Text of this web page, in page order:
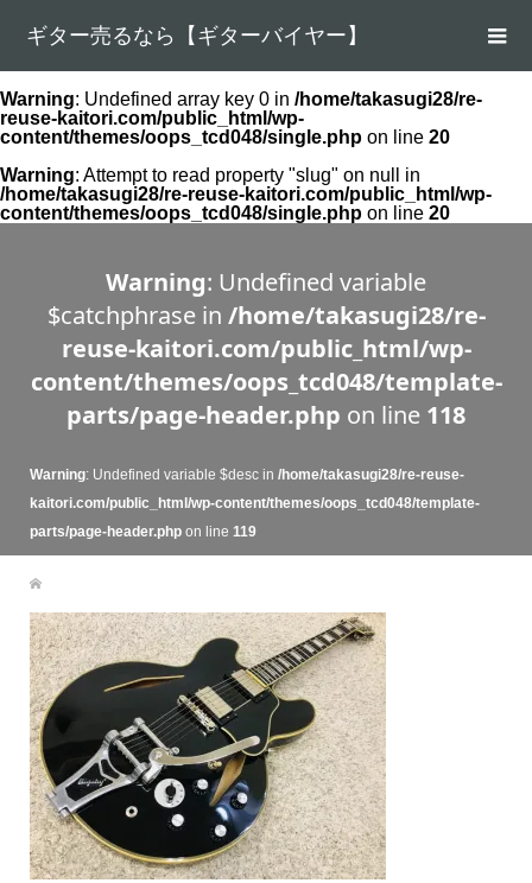
ギター売るなら【ギターバイヤー】
Warning: Undefined array key 0 in /home/takasugi28/re-
reuse-kaitori.com/public_html/wp-
content/themes/oops_tcd048/single.php on line 20
Warning: Attempt to read property "slug" on null in
/home/takasugi28/re-reuse-kaitori.com/public_html/wp-
content/themes/oops_tcd048/single.php on line 20
Warning: Undefined variable
$catchphrase in /home/takasugi28/re-
reuse-kaitori.com/public_html/wp-
content/themes/oops_tcd048/template-
parts/page-header.php on line 118
Warning: Undefined variable $desc in /home/takasugi28/re-reuse-
kaitori.com/public_html/wp-content/themes/oops_tcd048/template-
parts/page-header.phpon line 119